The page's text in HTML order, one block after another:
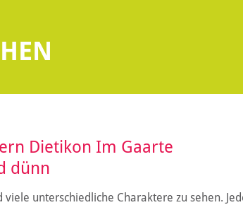
Dietikon Im Gaarte
dünn
viele unterschiedliche Charaktere zu sehen.